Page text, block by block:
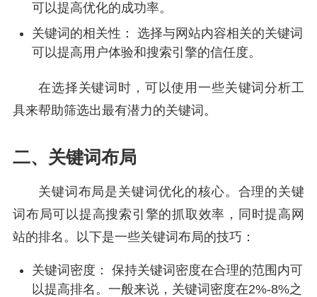
可以提高优化的成功率。
关键词的相关性： 选择与网站内容相关的关键词
可以提高用户体验和搜索引擎的信任度。
在选择关键词时，可以使用一些关键词分析工
具来帮助筛选出最有潜力的关键词。
二、关键词布局
关键词布局是关键词优化的核心。合理的关键
词布局可以提高搜索引擎的抓取效率，同时提高网
站的排名。以下是一些关键词布局的技巧：
关键词密度： 保持关键词密度在合理的范围内可
以提高排名。一般来说，关键词密度在2%-8%之